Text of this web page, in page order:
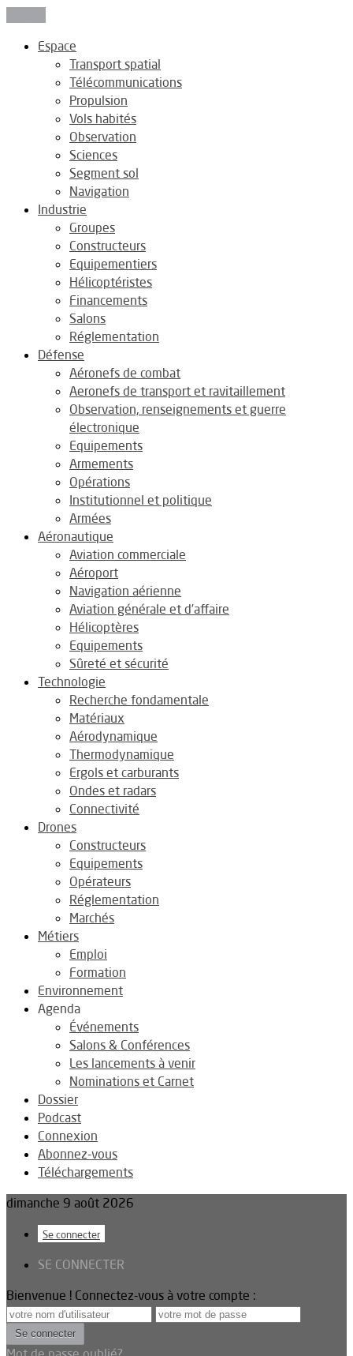
Espace
Transport spatial
Télécommunications
Propulsion
Vols habités
Observation
Sciences
Segment sol
Navigation
Industrie
Groupes
Constructeurs
Equipementiers
Hélicoptéristes
Financements
Salons
Réglementation
Défense
Aéronefs de combat
Aeronefs de transport et ravitaillement
Observation, renseignements et guerre
électronique
Equipements
Armements
Opérations
Institutionnel et politique
Armées
Aéronautique
Aviation commerciale
Aéroport
Navigation aérienne
Aviation générale et d’affaire
Hélicoptères
Equipements
Sûreté et sécurité
Technologie
Recherche fondamentale
Matériaux
Aérodynamique
Thermodynamique
Ergols et carburants
Ondes et radars
Connectivité
Drones
Constructeurs
Equipements
Opérateurs
Réglementation
Marchés
Métiers
Emploi
Formation
Environnement
Agenda
Événements
Salons & Conférences
Les lancements à venir
Nominations et Carnet
Dossier
Podcast
Connexion
Abonnez-vous
Téléchargements
dimanche 9 août 2026
Se connecter
SE CONNECTER
Bienvenue ! Connectez-vous à votre compte :